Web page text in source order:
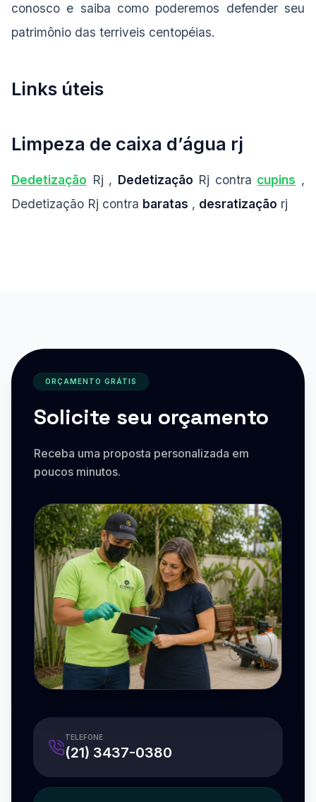
conosco e saiba como poderemos defender seu
patrimônio das terriveis centopéias.
Links úteis
Limpeza de caixa d’água rj
Dedetização Rj , Dedetização Rj contra cupins ,
Dedetização Rj contra baratas , desratização rj
ORÇAMENTO GRÁTIS
Solicite seu orçamento
Receba uma proposta personalizada em
poucos minutos.
TELEFONE
(21) 3437-0380